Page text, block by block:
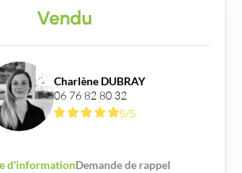
Vendu
Charlène DUBRAY
06 76 82 80 32
5/5
d'informationDemande de rappel